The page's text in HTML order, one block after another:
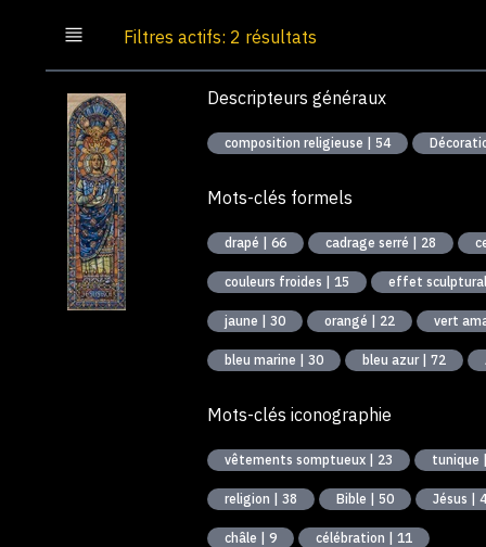
Filtres actifs: 2 résultats
Descripteurs généraux
composition religieuse | 54
Mots-clés formels
drapé | 66 cadrage serré | 28
couleurs froides | 15 effet
jaune | 30 orangé | 22 vert
bleu marine | 30 bleu azur | 72
Mots-clés iconographie
vêtements somptueux | 23 tunique
religion | 38 Bible | 50 Jésus |
châle | 9 célébration | 11